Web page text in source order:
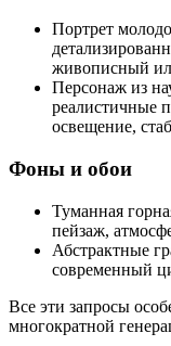
Портрет
живописный
Персонаж из
реалистичные
освещение,
Фоны и обои
Туманная
пейзаж,
Абстрактные
современный
Все эти запросы
многократной